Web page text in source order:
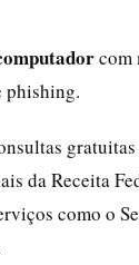
com
phishing.
da Receita
como o